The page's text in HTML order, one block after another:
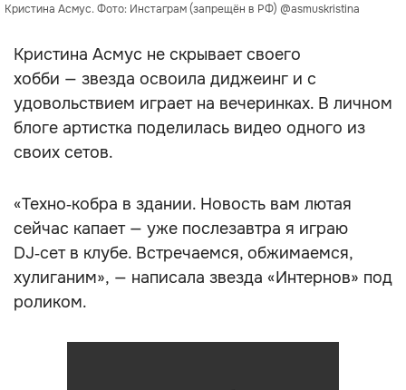
Кристина Асмус. Фото: Инстаграм (запрещён в РФ) @asmuskristina
Кристина Асмус не скрывает своего
хобби — звезда освоила диджеинг и с
удовольствием играет на вечеринках. В личном
блоге артистка поделилась видео одного из
своих сетов.
«Техно‑кобра в здании. Новость вам лютая
сейчас капает — уже послезавтра я играю
DJ‑сет в клубе. Встречаемся, обжимаемся,
хулиганим», — написала звезда «Интернов» под
роликом.